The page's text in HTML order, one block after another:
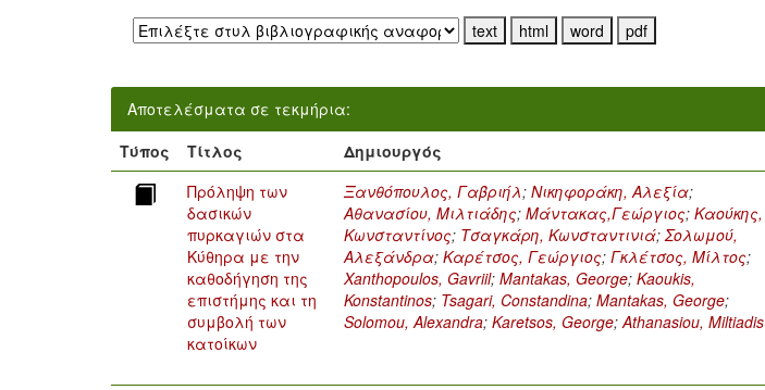
Αποτελέσματα σε τεκμήρια:
Τύπος
Τίτλος Δημιουργός
Πρόληψη των
δασικών
πυρκαγιών στα
Κύθηρα με την
καθοδήγηση της
επιστήμης και τη
συμβολή των
κατοίκων
Ξανθόπουλος, Γαβριήλ;Νικηφοράκη, Αλεξία;
Αθανασίου, Μιλτιάδης;Μάντακας,Γεώργιος;Καούκης,
Κωνσταντίνος; Τσαγκάρη, Κωνσταντινιά;Σολωμού,
Αλεξάνδρα;Καρέτσος, Γεώργιος;Γκλέτσος, Μίλτος;
Xanthopoulos, Gavriil;Mantakas, George;Kaoukis,
Konstantinos; Tsagari, Constandina;Mantakas, George;
Solomou, Alexandra;Karetsos, George;Athanasiou, Miltiadis